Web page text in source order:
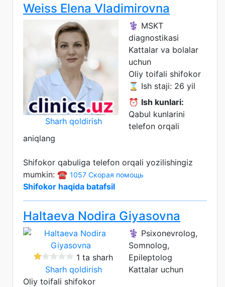
Weiss Elena Vladimirovna
Sharh qoldirish
⚕️ MSKT
diagnostikasi
Kattalar va bolalar
uchun
Oliy toifali shifokor
⌛ Ish staji: 26 yil
⏰ Ish kunlari:
Qabul kunlarini
telefon orqali
aniqlang
Shifokor qabuliga telefon orqali yozilishingiz
mumkin: ☎️ 1057 Скорая помощь
Shifokor haqida batafsil
Haltaeva Nodira Giyasovna
1 ta sharh
Sharh qoldirish
⚕️ Psixonevrolog,
Somnolog,
Epileptolog
Kattalar uchun
Oliy toifali shifokor